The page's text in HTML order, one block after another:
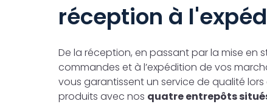
réception à
De la réception, en passant par la mise en
commandes et à l’expédition de vos
vous garantissent un service de qualité
produits avec nos quatre entrepôts